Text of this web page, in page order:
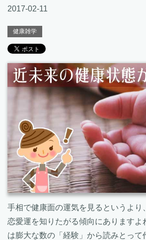
2017-02-11
健康雑学
手相で健康面の運気を見るというより
恋愛運を知りたがる傾向にありますよ
は膨大な数の「経験」から読みとって